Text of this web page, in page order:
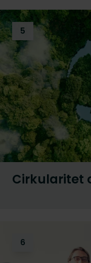
5
Cirkularitet
6